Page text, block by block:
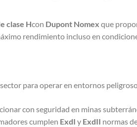
clase Hcon Dupont Nomex que
rendimiento incluso en
para operar en entornos
con seguridad en minas
cumplen ExdI y ExdII normas